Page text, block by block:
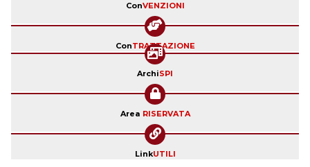
ConVENZIONI
ConTRATTAZIONE
ArchiSPI
Area RISERVATA
LinkUTILI